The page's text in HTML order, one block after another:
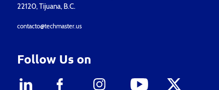
22120, Tijuana, B.C.
contacto@techmaster.us
Follow Us on